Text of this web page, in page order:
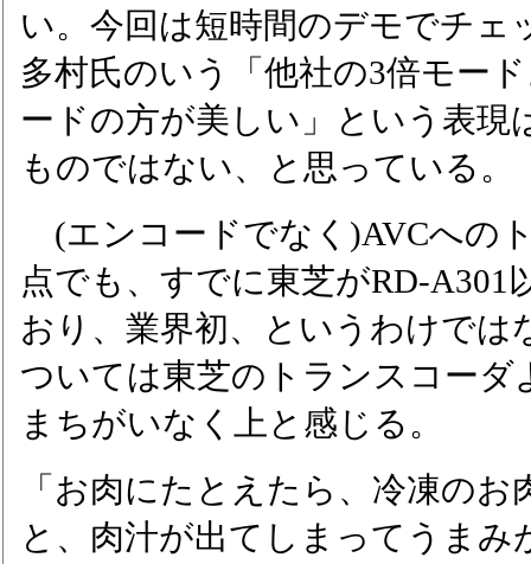
い。今回は短時間のデモでチェ
多村氏のいう「他社の3倍モー
ードの方が美しい」という表現
ものではない、と思っている。
(エンコードでなく)AVCへの
点でも、すでに東芝がRD-A301
おり、業界初、というわけでは
ついては東芝のトランスコーダ
まちがいなく上と感じる。
「お肉にたとえたら、冷凍の
と、肉汁が出てしまってうまみ